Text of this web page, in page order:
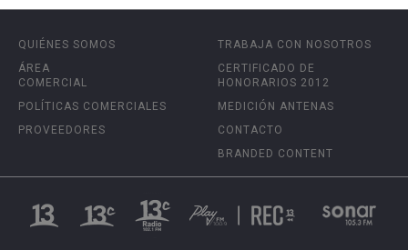
QUIÉNES SOMOS
ÁREA
COMERCIAL
POLÍTICAS COMERCIALES
PROVEEDORES
TRABAJA CON NOSOTROS
CERTIFICADO DE
HONORARIOS 2012
MEDICIÓN ANTENAS
CONTACTO
BRANDED CONTENT